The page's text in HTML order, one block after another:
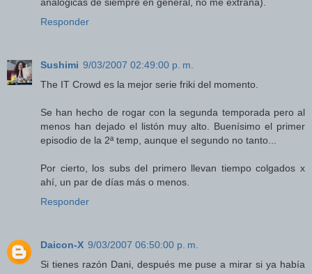
analógicas de siempre en general, no me extraña).
Responder
Sushimi 9/03/2007 02:49:00 p. m.
The IT Crowd es la mejor serie friki del momento.
Se han hecho de rogar con la segunda temporada pero al
menos han dejado el listón muy alto. Buenísimo el primer
episodio de la 2ª temp, aunque el segundo no tanto...
Por cierto, los subs del primero llevan tiempo colgados x
ahí, un par de días más o menos.
Responder
Daicon-X 9/03/2007 06:50:00 p. m.
Si tienes razón Dani, después me puse a mirar si ya había